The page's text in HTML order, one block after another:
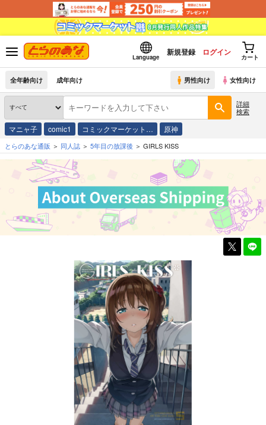
Language
新規登録 ログイン
カート
全年齢向け 成年向け 男性向け 女性向け
詳細
検索
マニャ子 comic1 コミックマーケット… 原神
とらのあな通販 同人誌 5年目の放課後 GIRLS KISS